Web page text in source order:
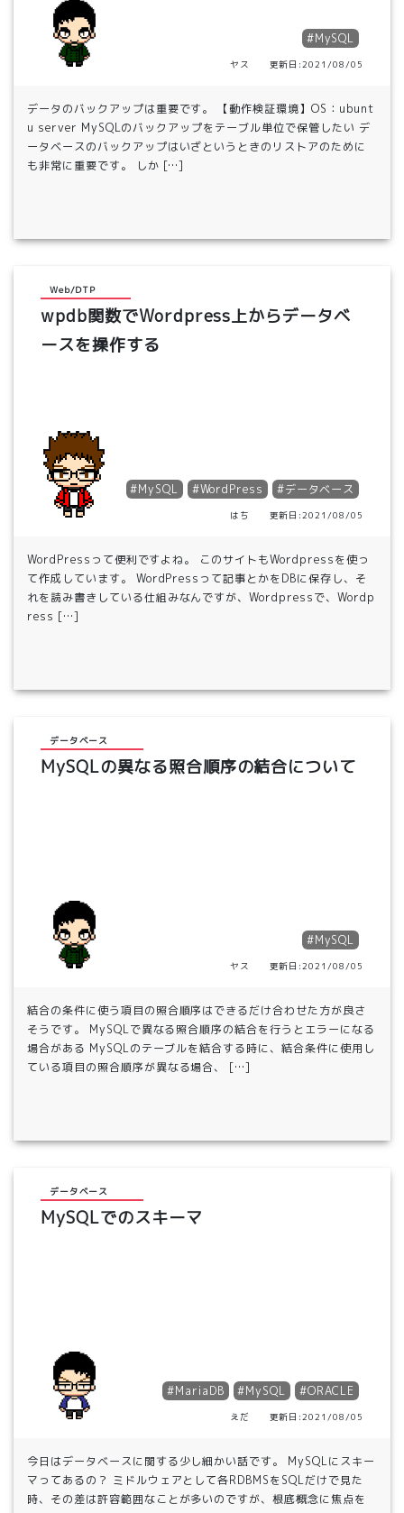
#MySQL
ヤス 更新日:2021/08/05
データのバックアップは重要です。 【動作検証環境】OS：ubunt
u server MySQLのバックアップをテーブル単位で保管したい デ
ータベースのバックアップはいざというときのリストアのために
も非常に重要です。 しか […]
Web/DTP
wpdb関数でWordpress上からデータベ
ースを操作する
#MySQL #WordPress #データベース
はち 更新日:2021/08/05
WordPressって便利ですよね。 このサイトもWordpressを使っ
て作成しています。 WordPressって記事とかをDBに保存し、そ
れを読み書きしている仕組みなんですが、Wordpressで、Wordp
ress […]
データベース
MySQLの異なる照合順序の結合について
#MySQL
ヤス 更新日:2021/08/05
結合の条件に使う項目の照合順序はできるだけ合わせた方が良さ
そうです。 MySQLで異なる照合順序の結合を行うとエラーになる
場合がある MySQLのテーブルを結合する時に、結合条件に使用し
ている項目の照合順序が異なる場合、 […]
データベース
MySQLでのスキーマ
#MariaDB #MySQL #ORACLE
えだ 更新日:2021/08/05
今日はデータベースに関する少し細かい話です。 MySQLにスキー
マってあるの？ ミドルウェアとして各RDBMSをSQLだけで見た
時、その差は許容範囲なことが多いのですが、根底概念に焦点を